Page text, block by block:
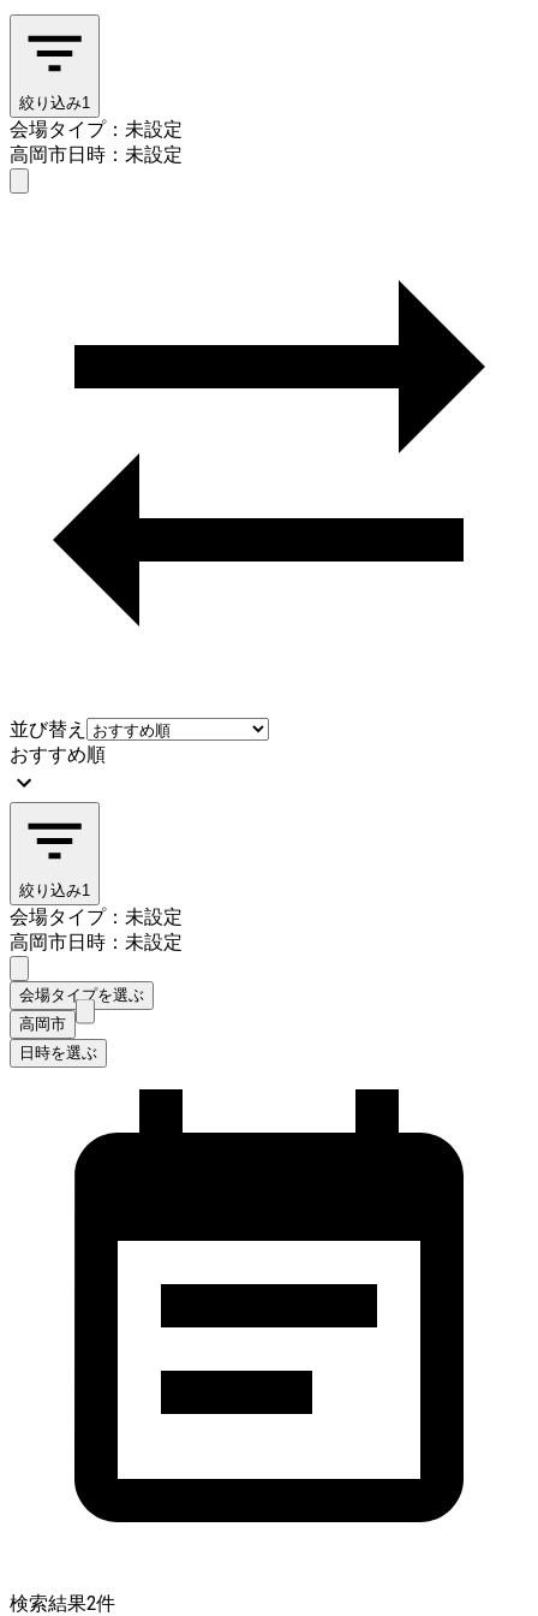
絞り込み1
会場タイプ：未設定
高岡市日時：未設定
並び替え
おすすめ順
絞り込み1
会場タイプ：未設定
高岡市日時：未設定
会場タイプを選ぶ
高岡市
日時を選ぶ
検索結果2件